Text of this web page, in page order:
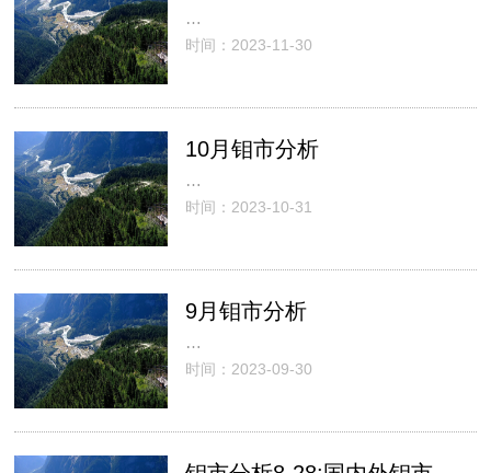
…
时间：2023-11-30
10月钼市分析
…
时间：2023-10-31
9月钼市分析
…
时间：2023-09-30